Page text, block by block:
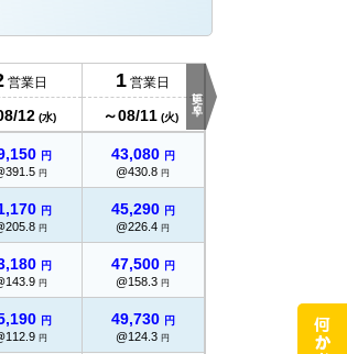
更に早く
営業日
12 (水)
1 営業日
～08/11 (火)
円
円
43,080 円
@430.8円
円
円
45,290 円
@226.4円
円
円
47,500 円
@158.3円
円
円
49,730 円
@124.3円